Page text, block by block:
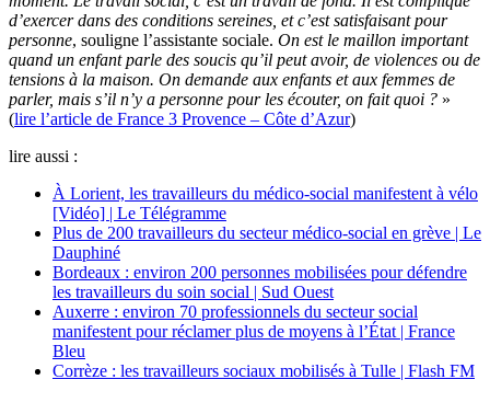
d’exercer dans des conditions sereines, et c’est satisfaisant pour
personne, souligne l’assistante sociale. On est le maillon important
quand un enfant parle des soucis qu’il peut avoir, de violences ou de
tensions à la maison. On demande aux enfants et aux femmes de
parler, mais s’il n’y a personne pour les écouter, on fait quoi ? »
(lire l’article de France 3 Provence – Côte d’Azur)
lire aussi :
À Lorient, les travailleurs du médico-social manifestent à vélo
[Vidéo] | Le Télégramme
Plus de 200 travailleurs du secteur médico-social en grève | Le
Dauphiné
Bordeaux : environ 200 personnes mobilisées pour défendre
les travailleurs du soin social | Sud Ouest
Auxerre : environ 70 professionnels du secteur social
manifestent pour réclamer plus de moyens à l’État | France
Bleu
Corrèze : les travailleurs sociaux mobilisés à Tulle | Flash FM